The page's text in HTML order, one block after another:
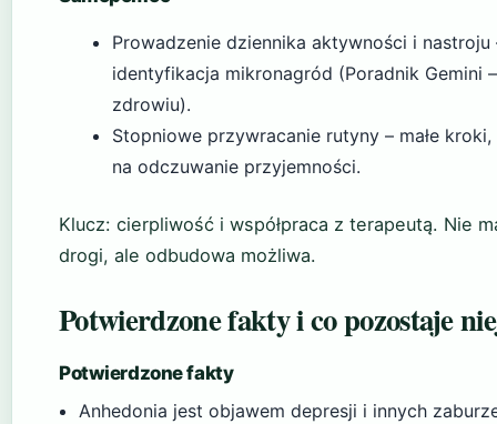
Prowadzenie dziennika aktywności i nastroju
identyfikacja mikronagród (Poradnik Gemini
zdrowiu).
Stopniowe przywracanie rutyny – małe
na odczuwanie przyjemności.
Klucz: cierpliwość i współpraca z terapeutą. Nie
drogi, ale odbudowa możliwa.
Potwierdzone fakty i co pozostaje
Potwierdzone fakty
Anhedonia jest objawem depresji i innych